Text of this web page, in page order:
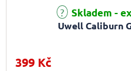
Uwell Caliburn
Skladem -
399 Kč